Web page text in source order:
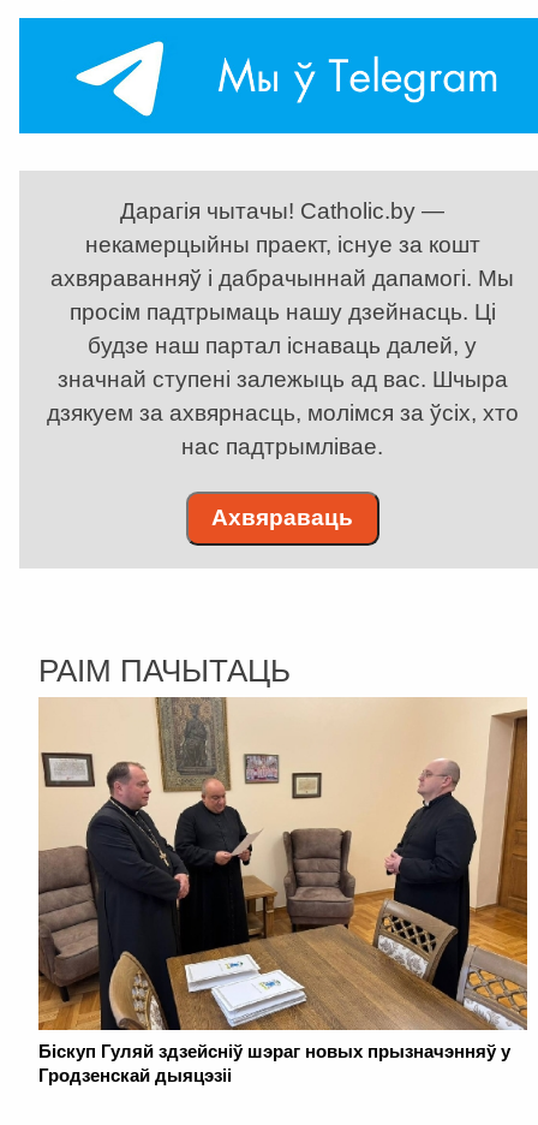
Дарагія чытачы! Catholic.by —
некамерцыйны праект, існуе за кошт
ахвяраванняў і дабрачыннай дапамогі. Мы
просім падтрымаць нашу дзейнасць. Ці
будзе наш партал існаваць далей, у
значнай ступені залежыць ад вас. Шчыра
дзякуем за ахвярнасць, молімся за ўсіх, хто
нас падтрымлівае.
Ахвяраваць
РАІМ ПАЧЫТАЦЬ
Біскуп Гуляй здзейсніў шэраг новых прызначэнняў у
Гродзенскай дыяцэзіі